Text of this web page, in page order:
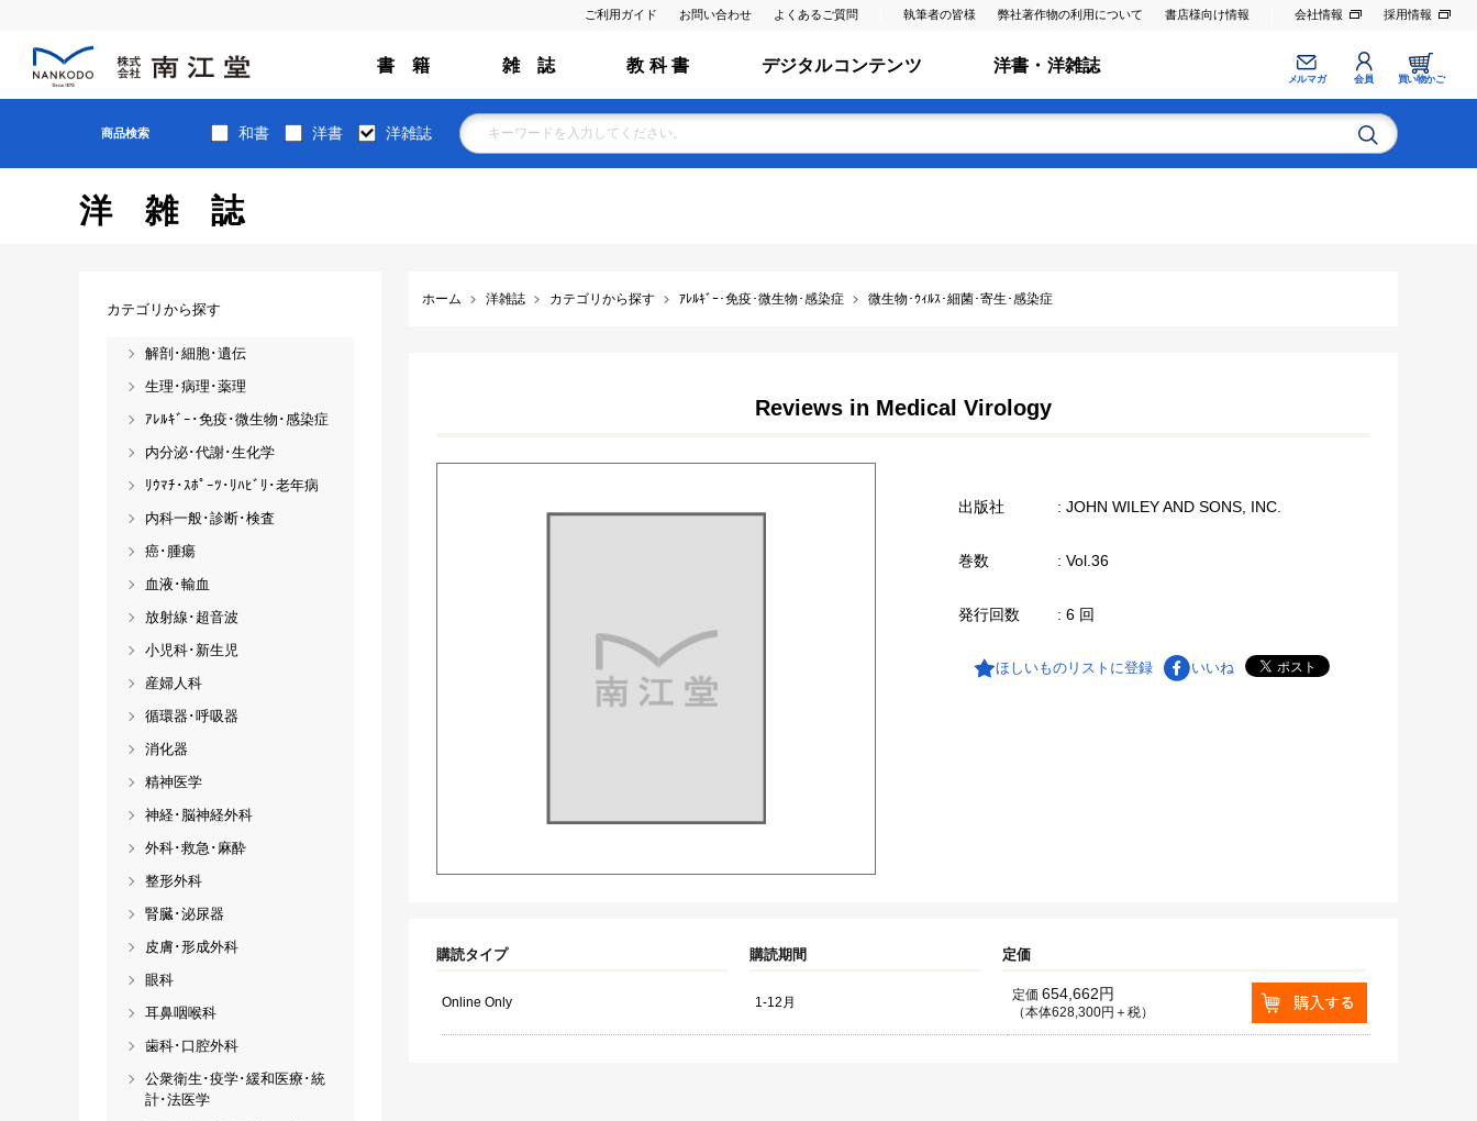
ご利用ガイド お問い合わせ よくあるご質問 執筆者の皆様 弊社著作物の利用について 書店様向け情報 会社情報 採用情報
書 籍 雑 誌 教 科 書 デジタルコンテンツ 洋書・洋雑誌
メルマガ 会員 買い物かご
商品検索 和書 洋書 洋雑誌
洋雑誌
ホーム 洋雑誌 カテゴリから探す ｱﾚﾙｷﾞｰ･免疫･微生物･感染症 微生物･ｳｨﾙｽ･細菌･寄生･感染症
Reviews in Medical Virology
出版社 : JOHN WILEY AND SONS, INC.
巻数 : Vol.36
発行回数 : 6 回
ほしいものリストに登録 いいね
購読タイプ 購読期間 定価
Online Only 1-12月 定価 654,662円
（本体628,300円＋税）
カテゴリから探す
解剖･細胞･遺伝
生理･病理･薬理
ｱﾚﾙｷﾞｰ･免疫･微生物･感染症
内分泌･代謝･生化学
ﾘｳﾏﾁ･ｽﾎﾟｰﾂ･ﾘﾊﾋﾞﾘ･老年病
内科一般･診断･検査
癌･腫瘍
血液･輸血
放射線･超音波
小児科･新生児
産婦人科
循環器･呼吸器
消化器
精神医学
神経･脳神経外科
外科･救急･麻酔
整形外科
腎臓･泌尿器
皮膚･形成外科
眼科
耳鼻咽喉科
歯科･口腔外科
公衆衛生･疫学･緩和医療･統
計･法医学